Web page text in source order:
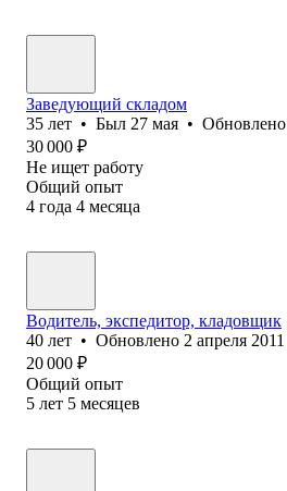
Заведующий складом
35 лет • Был 27 мая • Обновлено
30 000 ₽
Не ищет работу
Общий опыт
4 года 4 месяца
Водитель, экспедитор, кладовщик
40 лет • Обновлено 2 апреля 2011
20 000 ₽
Общий опыт
5 лет 5 месяцев